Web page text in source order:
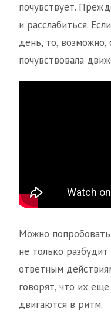
почувствует.
и расслабиться.
день, то, возможно,
почувствовала
Можно
не только
ответным
говорят, что их
двигаются в ритм.